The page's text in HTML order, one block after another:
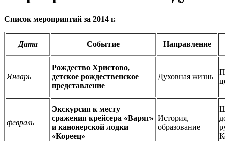
Список мероприятий за 2014 г.
Дата Событие Направление
Январь
Рождество Христово,
детское рождественское
представление
Духовная жизнь
февраль
Экскурсия к месту
сражения крейсера «Варяг»
и канонерской лодки
«Кореец»
История,
образование